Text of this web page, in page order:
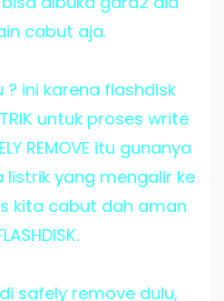
cabut aja.
ini karena flashdisk
untuk proses write
REMOVE itu gunanya
yang mengalir ke
kita cabut dah aman
safely remove dulu,